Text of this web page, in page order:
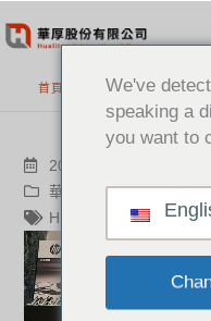
至
首頁 最新消息
2023-10-13
華厚觀點,品牌動態
HP Poly
We've
speaking a
you want to